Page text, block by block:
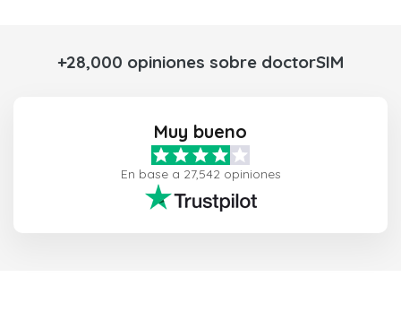
+28,000 opiniones sobre doctorSIM
Muy bueno
En base a 27,542 opiniones